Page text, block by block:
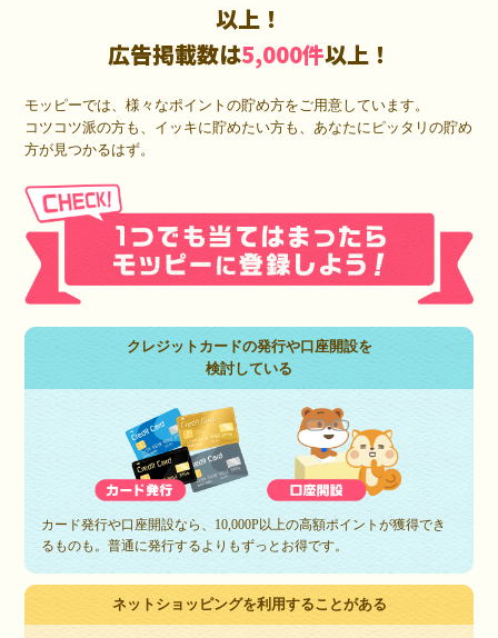
以上！
広告掲載数は5,000件以上！
モッピーでは、様々なポイントの貯め方をご用意しています。
コツコツ派の方も、イッキに貯めたい方も、あなたにピッタリの貯め
方が見つかるはず。
クレジットカードの発行や口座開設を
検討している
カード発行や口座開設なら、10,000P以上の高額ポイントが獲得でき
るものも。普通に発行するよりもずっとお得です。
ネットショッピングを利用することがある